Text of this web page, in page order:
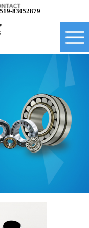
83052879